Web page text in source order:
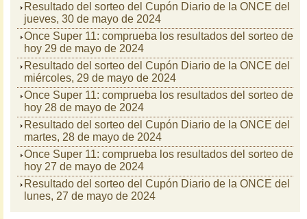
Resultado del sorteo del Cupón Diario de la ONCE del
jueves, 30 de mayo de 2024
Once Super 11: comprueba los resultados del sorteo de
hoy 29 de mayo de 2024
Resultado del sorteo del Cupón Diario de la ONCE del
miércoles, 29 de mayo de 2024
Once Super 11: comprueba los resultados del sorteo de
hoy 28 de mayo de 2024
Resultado del sorteo del Cupón Diario de la ONCE del
martes, 28 de mayo de 2024
Once Super 11: comprueba los resultados del sorteo de
hoy 27 de mayo de 2024
Resultado del sorteo del Cupón Diario de la ONCE del
lunes, 27 de mayo de 2024